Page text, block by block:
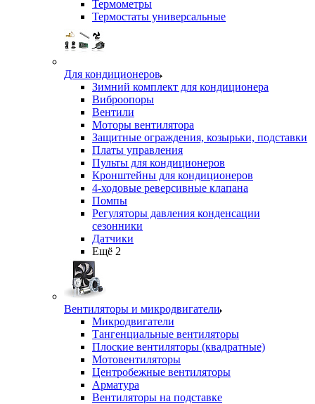
Термометры
Термостаты универсальные
Для кондиционеров
Зимний комплект для кондиционера
Виброопоры
Вентили
Моторы вентилятора
Защитные ограждения, козырьки, подставки
Платы управления
Пульты для кондиционеров
Кронштейны для кондиционеров
4-ходовые реверсивные клапана
Помпы
Регуляторы давления конденсации
сезонники
Датчики
Ещё 2
Вентиляторы и микродвигатели
Микродвигатели
Тангенциальные вентиляторы
Плоские вентиляторы (квадратные)
Мотовентиляторы
Центробежные вентиляторы
Арматура
Вентиляторы на подставке